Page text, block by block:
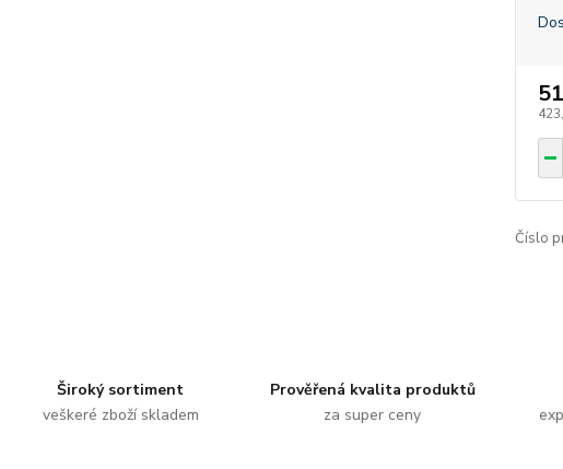
Číslo
Široký sortiment
veškeré zboží skladem
Prověřená kvalita produktů
za super ceny